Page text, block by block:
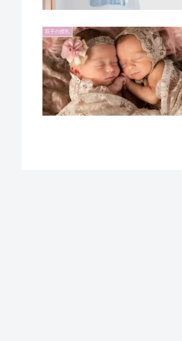
双子の授乳